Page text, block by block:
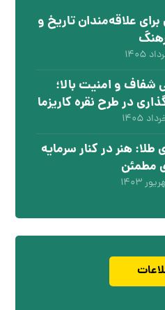
علاقه‌مندان تاریخ و
شفاف و امنیت بالا؛
در طرح نقره کاریزما
طلا: هنر در کنار سرمایه
مطمئن